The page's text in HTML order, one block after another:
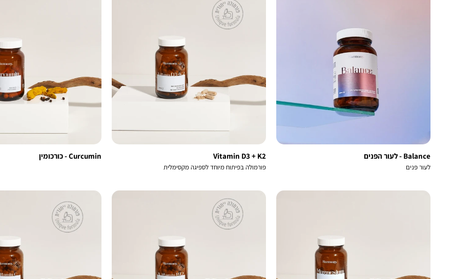
Balance - לעור הפנים
לעור פנים
Vitamin D3 + K2
פורמולה בפיתוח מיוחד לספיגה מקסימלית
Curcumin - כורכומין